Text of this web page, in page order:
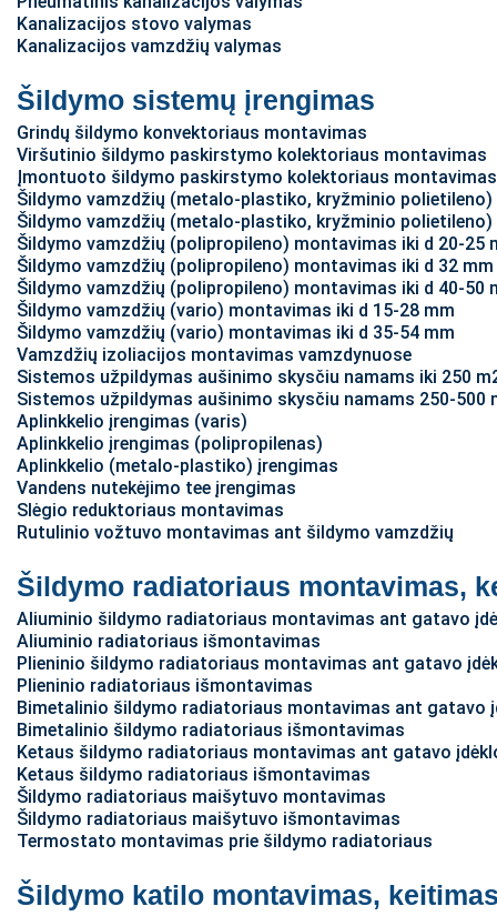
Kanalizacijos stovo valymas
Kanalizacijos vamzdžių valymas
Šildymo sistemų įrengimas
Grindų šildymo konvektoriaus montavimas
Viršutinio šildymo paskirstymo kolektoriaus montavimas
Įmontuoto šildymo paskirstymo kolektoriaus
Šildymo vamzdžių (metalo-plastiko, kryžminio
Šildymo vamzdžių (metalo-plastiko, kryžminio
Šildymo vamzdžių (polipropileno) montavimas iki d 20-25
Šildymo vamzdžių (polipropileno) montavimas iki d 32 mm
Šildymo vamzdžių (polipropileno) montavimas iki d 40-50
Šildymo vamzdžių (vario) montavimas iki d 15-28 mm
Šildymo vamzdžių (vario) montavimas iki d 35-54 mm
Vamzdžių izoliacijos montavimas vamzdynuose
Sistemos užpildymas aušinimo skysčiu namams iki 250
Sistemos užpildymas aušinimo skysčiu namams 250-500
Aplinkkelio įrengimas (varis)
Aplinkkelio įrengimas (polipropilenas)
Aplinkkelio (metalo-plastiko) įrengimas
Vandens nutekėjimo tee įrengimas
Slėgio reduktoriaus montavimas
Rutulinio vožtuvo montavimas ant šildymo vamzdžių
Šildymo radiatoriaus montavimas,
Aliuminio šildymo radiatoriaus montavimas ant gatavo
Aliuminio radiatoriaus išmontavimas
Plieninio šildymo radiatoriaus montavimas ant gatavo
Plieninio radiatoriaus išmontavimas
Bimetalinio šildymo radiatoriaus montavimas ant gatavo
Bimetalinio šildymo radiatoriaus išmontavimas
Ketaus šildymo radiatoriaus montavimas ant gatavo
Ketaus šildymo radiatoriaus išmontavimas
Šildymo radiatoriaus maišytuvo montavimas
Šildymo radiatoriaus maišytuvo išmontavimas
Termostato montavimas prie šildymo radiatoriaus
Šildymo katilo montavimas,